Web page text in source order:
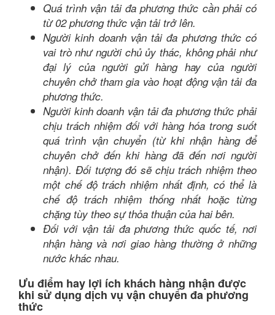
Quá trình vận tải đa phương thức cần phải có
từ 02 phương thức vận tải trở lên.
Người kinh doanh vận tải đa phương thức có
vai trò như người chủ ủy thác, không phải như
đại lý của người gửi hàng hay của người
chuyên chở tham gia vào hoạt động vận tải đa
phương thức.
Người kinh doanh vận tải đa phương thức phải
chịu trách nhiệm đối với hàng hóa trong suốt
quá trình vận chuyển (từ khi nhận hàng để
chuyên chở đến khi hàng đã đến nơi người
nhận). Đối tượng đó sẽ chịu trách nhiệm theo
một chế độ trách nhiệm nhất định, có thể là
chế độ trách nhiệm thống nhất hoặc từng
chặng tùy theo sự thỏa thuận của hai bên.
Đối với vận tải đa phương thức quốc tế, nơi
nhận hàng và nơi giao hàng thường ở những
nước khác nhau.
Ưu điểm hay lợi ích khách hàng nhận được
khi sử dụng dịch vụ vận chuyển đa phương
thức